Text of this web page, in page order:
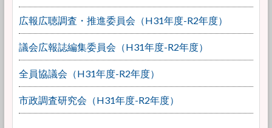
広報広聴調査・推進委員会（H31年度-R2年度）
議会広報誌編集委員会（H31年度-R2年度）
全員協議会（H31年度-R2年度）
市政調査研究会（H31年度-R2年度）